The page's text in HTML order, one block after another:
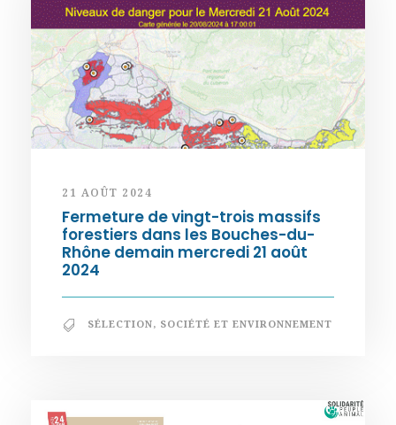
21 AOÛT 2024
Fermeture de vingt-trois massifs
forestiers dans les Bouches-du-
Rhône demain mercredi 21 août
2024
SÉLECTION, SOCIÉTÉ ET ENVIRONNEMENT